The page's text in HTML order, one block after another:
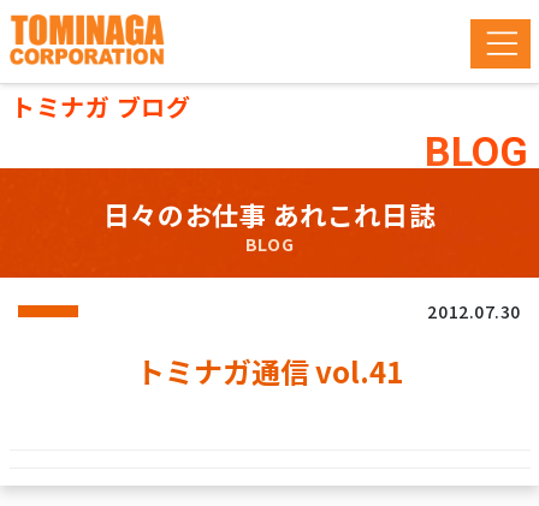
トミナガ ブログ
BLOG
日々のお仕事 あれこれ日誌
BLOG
2012.07.30
トミナガ通信 vol.41